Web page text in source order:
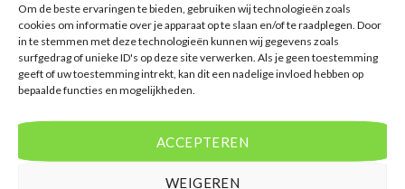
Om de beste ervaringen te bieden, gebruiken wij technologieën zoals
cookies om informatie over je apparaat op te slaan en/of te raadplegen. Door
in te stemmen met deze technologieën kunnen wij gegevens zoals
surfgedrag of unieke ID's op deze site verwerken. Als je geen toestemming
geeft of uw toestemming intrekt, kan dit een nadelige invloed hebben op
bepaalde functies en mogelijkheden.
ACCEPTEREN
WEIGEREN
Nespresso koffiezetapparaat * Mini koelkast *
Badkamer douche, toiletartikelen, toilet, föhn,
badjassen en badslippers * Wifi * Balkon of terras
(zitje) * Directe toegang tot het gedeelde zwembad
Extra informatie
Bovenstaande prijs is op basis van 8 dagen
Mensen beoordelen deze reis met een 8,6